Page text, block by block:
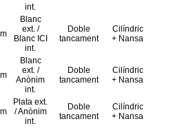
int.
Blanc
ext. /
Blanc ICI
int.
Doble
tancament
Cilíndric
+ Nansa
Blanc
ext. /
Anònim
int.
Doble
tancament
Cilíndric
+ Nansa
Plata ext.
/ Anònim
int.
Doble
tancament
Cilíndric
+ Nansa